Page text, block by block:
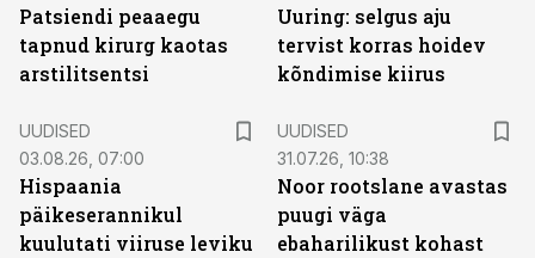
Patsiendi peaaegu
tapnud kirurg kaotas
arstilitsentsi
Uuring: selgus aju
tervist korras hoidev
kõndimise kiirus
UUDISED
03.08.26, 07:00
Hispaania
päikeserannikul
kuulutati viiruse leviku
UUDISED
31.07.26, 10:38
Noor rootslane avastas
puugi väga
ebaharilikust kohast